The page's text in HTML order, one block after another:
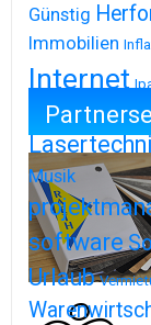
Günstig
Immobilien
Internet
Iphone
Musik
software
Urlaub